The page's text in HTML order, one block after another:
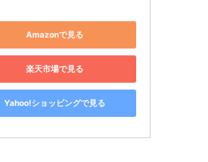
Amazonで見る
楽天市場で見る
Yahoo!ショッピングで見る